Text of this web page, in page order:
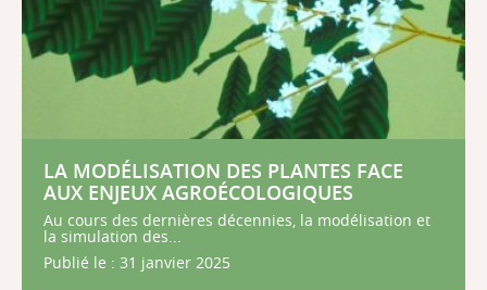
LA MODÉLISATION DES PLANTES FACE
AUX ENJEUX AGROÉCOLOGIQUES
Au cours des dernières décennies, la modélisation et
la simulation des...
Publié le : 31 janvier 2025